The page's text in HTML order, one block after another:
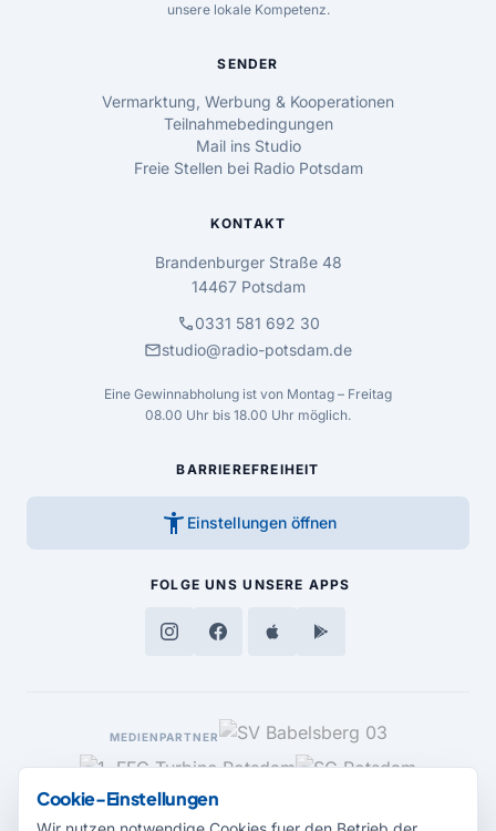
unsere lokale Kompetenz.
SENDER
Vermarktung, Werbung & Kooperationen
Teilnahmebedingungen
Mail ins Studio
Freie Stellen bei Radio Potsdam
KONTAKT
Brandenburger Straße 48
14467 Potsdam
call0331 581 692 30
mailstudio@radio-potsdam.de
Eine Gewinnabholung ist von Montag – Freitag
08.00 Uhr bis 18.00 Uhr möglich.
BARRIEREFREIHEIT
accessibility_new Einstellungen öffnen
FOLGE UNS UNSERE APPS
MEDIENPARTNER
Cookie-Einstellungen